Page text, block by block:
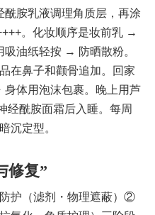
胺乳液调理角质层，再涂
。化妆顺序是妆前乳 →
油纸轻按 → 防晒散粉。
在鼻子和颧骨追加。回家
体用泡沫包裹。晚上用芦
酰胺面霜后入睡。每周
沉定型。
修复”
护（滤剂・物理遮蔽）②